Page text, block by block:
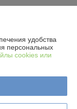
удобства
персональных
cookies или